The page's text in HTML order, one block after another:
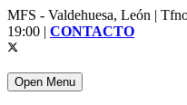
MFS - Valdehuesa, León |
19:00 | CONTACTO
Open Menu